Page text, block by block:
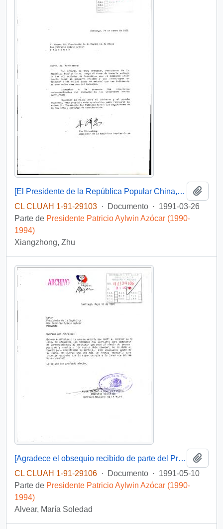
[El Presidente de la República Popular China, hace entrega de mil unidades de bicicletas]
CL CLUAH 1-91-29103 · Documento · 1991-03-26
Parte de Presidente Patricio Aylwin Azócar (1990-
1994)
Xiangzhong, Zhu
[Agradece el obsequio recibido de parte del Presidente]
CL CLUAH 1-91-29106 · Documento · 1991-05-10
Parte de Presidente Patricio Aylwin Azócar (1990-
1994)
Alvear, María Soledad